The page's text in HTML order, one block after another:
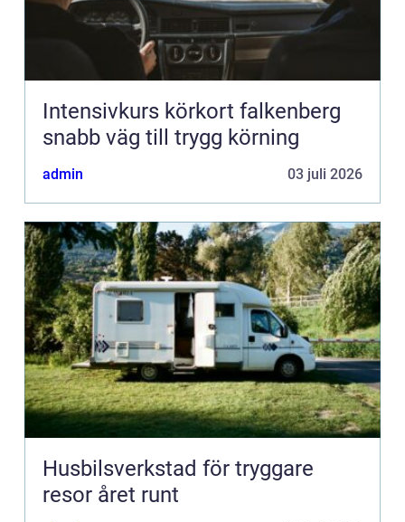
Intensivkurs körkort falkenberg
snabb väg till trygg körning
admin 03 juli 2026
Husbilsverkstad för tryggare
resor året runt